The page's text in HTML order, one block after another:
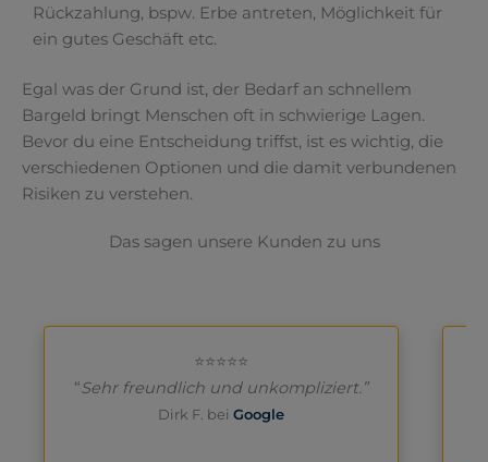
Rückzahlung, bspw. Erbe antreten, Möglichkeit für
ein gutes Geschäft etc.
Egal was der Grund ist, der Bedarf an schnellem
Bargeld bringt Menschen oft in schwierige Lagen.
Bevor du eine Entscheidung triffst, ist es wichtig, die
verschiedenen Optionen und die damit verbundenen
Risiken zu verstehen.
Das sagen unsere Kunden zu uns
⭐⭐⭐⭐⭐
“Sehr freundlich und unkompliziert.”
Dirk F. beiGoogle